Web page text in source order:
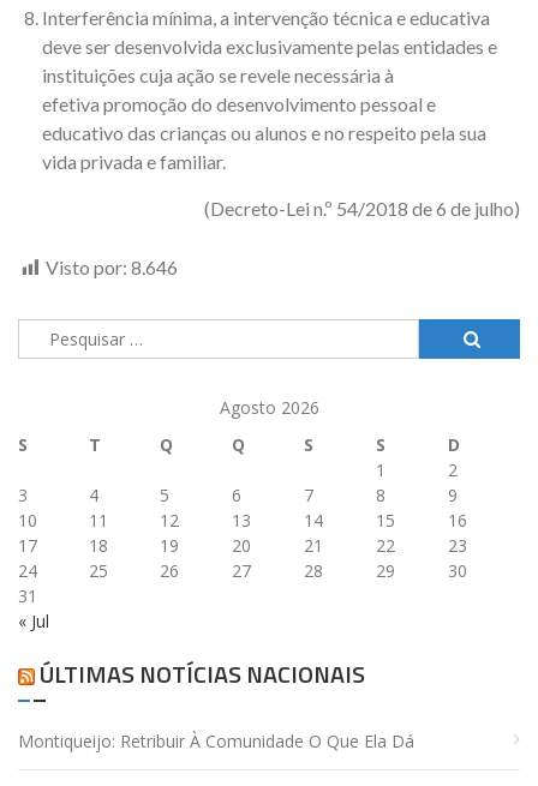
Interferência mínima, a intervenção técnica e educativa
deve ser desenvolvida exclusivamente pelas entidades e
instituições cuja ação se revele necessária à
efetiva promoção do desenvolvimento pessoal e
educativo das crianças ou alunos e no respeito pela sua
vida privada e familiar.
(Decreto-Lei n.º 54/2018 de 6 de julho)
Visto por: 8.646
Pesquisar
por:
Agosto 2026
S
T Q Q S S D
« Jul
1
2
3
4 5 6 7 8
9
10
11 12 13 14 15
16
17
18 19 20 21 22
23
24
25 26 27 28 29
30
31
ÚLTIMAS NOTÍCIAS NACIONAIS
Montiqueijo: Retribuir À Comunidade O Que Ela Dá